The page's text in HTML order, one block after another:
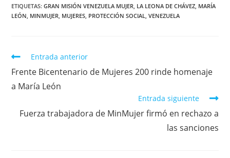
ETIQUETAS:GRAN MISIÓN VENEZUELA MUJER, LA LEONA DE CHÁVEZ, MARÍA
LEÓN, MINMUJER, MUJERES, PROTECCIÓN SOCIAL, VENEZUELA
Entrada anterior
Frente Bicentenario de Mujeres 200 rinde homenaje
a María León
Entrada siguiente
Fuerza trabajadora de MinMujer firmó en rechazo a
las sanciones